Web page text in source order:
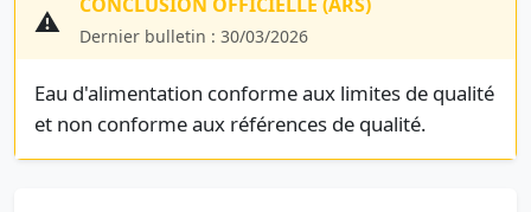
⚠️ Dernier bulletin : 30/03/2026
Eau d'alimentation conforme aux limites de qualité
et non conforme aux références de qualité.